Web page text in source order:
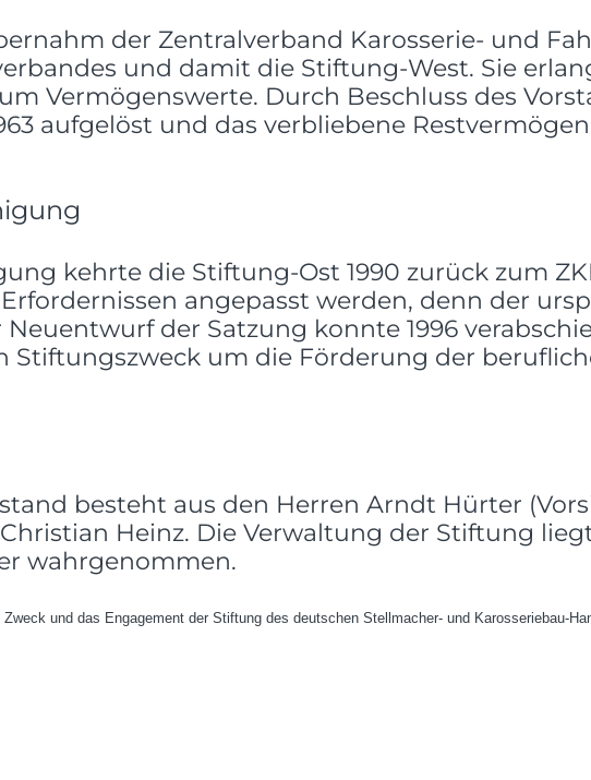
der Zentralverband Karosserie- und
und damit die Stiftung-West. Sie
Vermögenswerte. Durch Beschluss des
aufgelöst und das verbliebene
kehrte die Stiftung-Ost 1990 zurück zum
angepasst werden, denn der
der Satzung konnte 1996
Stiftungszweck um die Förderung der
besteht aus den Herren Arndt Hürter
Heinz. Die Verwaltung der Stiftung
wahrgenommen.
und das Engagement der Stiftung des deutschen Stellmacher- und Karosseriebau-